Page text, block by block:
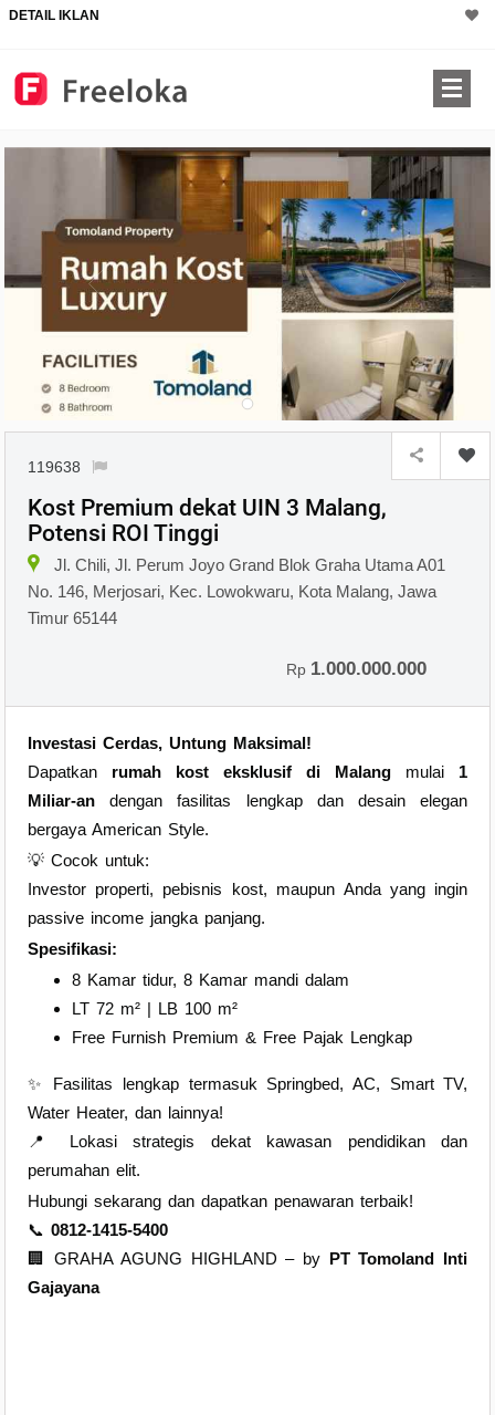
DETAIL IKLAN
119638
Kost Premium dekat UIN 3 Malang,
Potensi ROI Tinggi
Jl. Chili, Jl. Perum Joyo Grand Blok Graha Utama A01
No. 146, Merjosari, Kec. Lowokwaru, Kota Malang, Jawa
Timur 65144
Rp 1.000.000.000
Investasi Cerdas, Untung Maksimal!
Dapatkan rumah kost eksklusif di Malang mulai 1
Miliar-andengan fasilitas lengkap dan desain elegan
bergaya American Style.
💡 Cocok untuk:
Investor properti, pebisnis kost, maupun Anda yang ingin
passive income jangka panjang.
Spesifikasi:
8 Kamar tidur, 8 Kamar mandi dalam
LT 72 m² | LB 100 m²
Free Furnish Premium & Free Pajak Lengkap
✨ Fasilitas lengkap termasuk Springbed, AC, Smart TV,
Water Heater, dan lainnya!
📍 Lokasi strategis dekat kawasan pendidikan dan
perumahan elit.
Hubungi sekarang dan dapatkan penawaran terbaik!
📞 0812-1415-5400
🏢 GRAHA AGUNG HIGHLAND – by PT Tomoland Inti
Gajayana